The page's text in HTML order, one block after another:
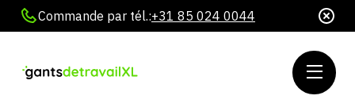
Commande par tél.:+31 85 024 0044